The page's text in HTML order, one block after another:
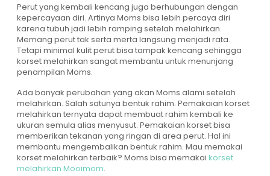
Perut yang kembali kencang juga berhubungan dengan
kepercayaan diri. Artinya Moms bisa lebih percaya diri
karena tubuh jadi lebih ramping setelah melahirkan.
Memang perut tak serta merta langsung menjadi rata.
Tetapi minimal kulit perut bisa tampak kencang sehingga
korset melahirkan sangat membantu untuk menunjang
penampilan Moms.
Ada banyak perubahan yang akan Moms alami setelah
melahirkan. Salah satunya bentuk rahim. Pemakaian korset
melahirkan ternyata dapat membuat rahim kembali ke
ukuran semula alias menyusut. Pemakaian korset bisa
memberikan tekanan yang ringan di area perut. Hal ini
membantu mengembalikan bentuk rahim. Mau memakai
korset melahirkan terbaik? Moms bisa memakai korset
melahirkan Mooimom.